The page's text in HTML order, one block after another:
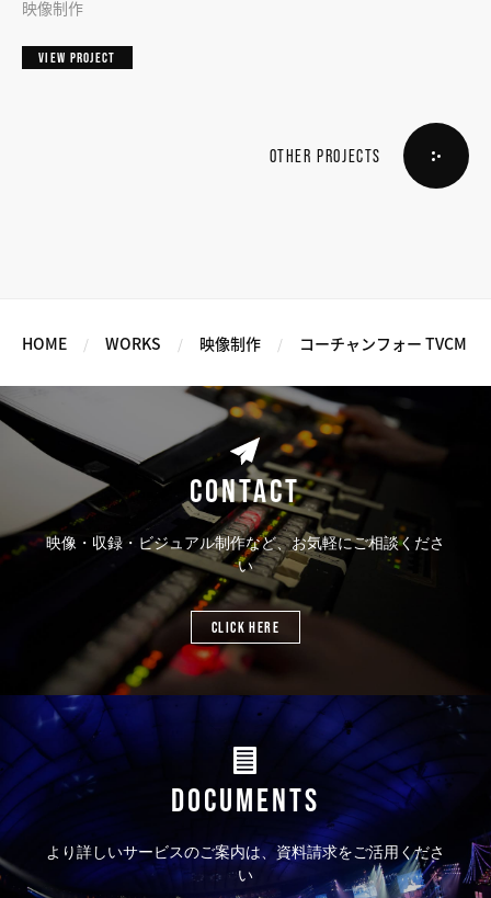
映像制作
VIEW PROJECT
OTHER PROJECTS
HOME WORKS 映像制作 コーチャンフォー TVCM
CONTACT
映像・収録・ビジュアル制作など、お気軽にご相談くださ
い
CLICK HERE
DOCUMENTS
より詳しいサービスのご案内は、資料請求をご活用くださ
い